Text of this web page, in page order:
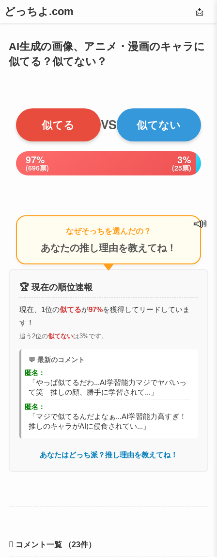
どっちよ.com 📩
AI生成の画像、アニメ・漫画のキャラに
似てる？似てない？
似てる VS 似てない
97%
(696票)
3%
(25票)
なぜそっちを選んだの？
あなたの推し理由を教えてね！
📣
🏆 現在の順位速報
現在、1位の似てるが97%を獲得してリードしていま
す！
追う2位の似てないは3%です。
💬 最新のコメント
匿名：
「やっぱ似てるだわ...AI学習能力マジでヤバいっ
て笑 推しの顔、勝手に学習されて...」
匿名：
「マジで似てるんだよなぁ...AI学習能力高すぎ！
推しのキャラがAIに侵食されてい...」
あなたはどっち派？推し理由を教えてね！
コメント一覧 （23件）